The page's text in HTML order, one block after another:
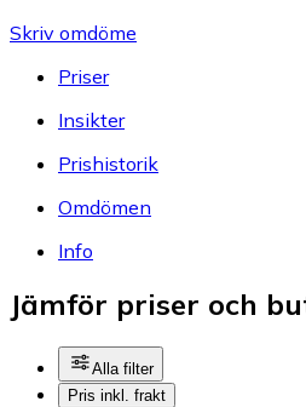
Skriv omdöme
Priser
Insikter
Prishistorik
Omdömen
Info
Jämför priser och
Alla filter
Pris inkl. frakt